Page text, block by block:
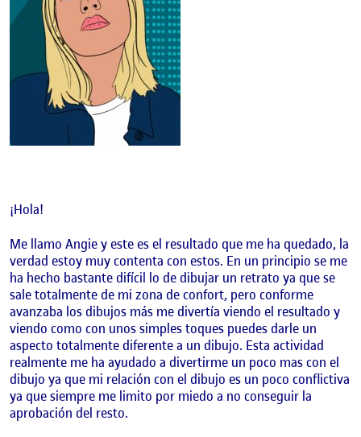
¡Hola!
Me llamo Angie y este es el resultado que me ha quedado, la
verdad estoy muy contenta con estos. En un principio se me
ha hecho bastante difícil lo de dibujar un retrato ya que se
sale totalmente de mi zona de confort, pero conforme
avanzaba los dibujos más me divertía viendo el resultado y
viendo como con unos simples toques puedes darle un
aspecto totalmente diferente a un dibujo. Esta actividad
realmente me ha ayudado a divertirme un poco mas con el
dibujo ya que mi relación con el dibujo es un poco conflictiva
ya que siempre me limito por miedo a no conseguir la
aprobación del resto.